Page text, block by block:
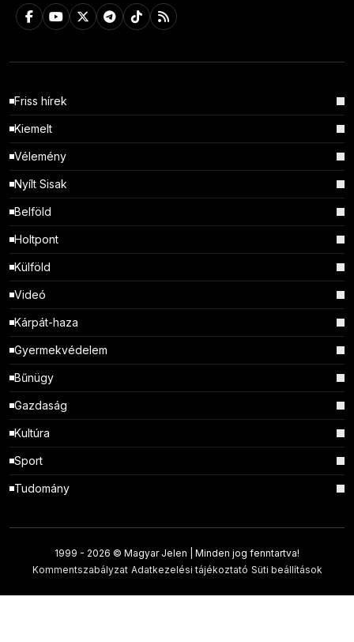
Friss hírek
Kiemelt
Vélemény
Nyílt Sisak
Belföld
Holtpont
Külföld
Videó
Kárpát-haza
Gyermekvédelem
Bűnügy
Gazdaság
Kultúra
Sport
Tudomány
1999 - 2026 © Magyar Jelen | Minden jog fenntartva!
Kommentszabályzat Adatkezelési tájékoztató Süti beállítások